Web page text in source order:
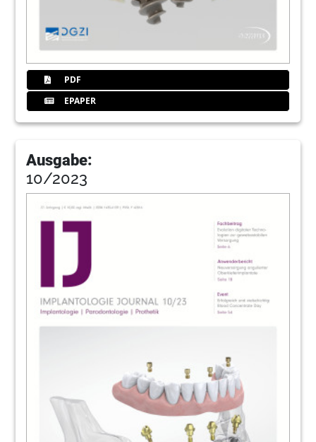
PDF
EPAPER
Ausgabe:
10/2023